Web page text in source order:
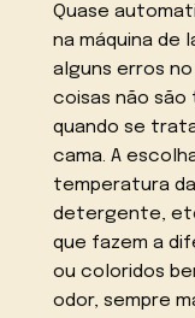
Quase
na máquina de
alguns erros
coisas não são
quando se
cama. A
temperatura
detergente,
que fazem a
ou coloridos
odor, sempre